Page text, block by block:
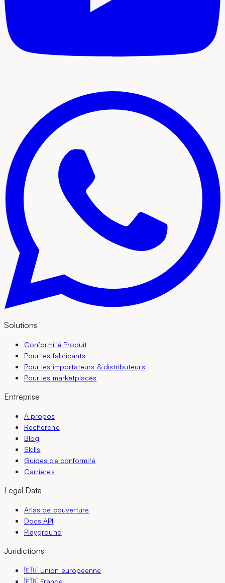
Solutions
Conformité Produit
Pour les fabricants
Pour les importateurs & distributeurs
Pour les marketplaces
Entreprise
À propos
Recherche
Blog
Skills
Guides de conformité
Carrières
Legal Data
Atlas de couverture
Docs API
Playground
Juridictions
🇪🇺 Union européenne